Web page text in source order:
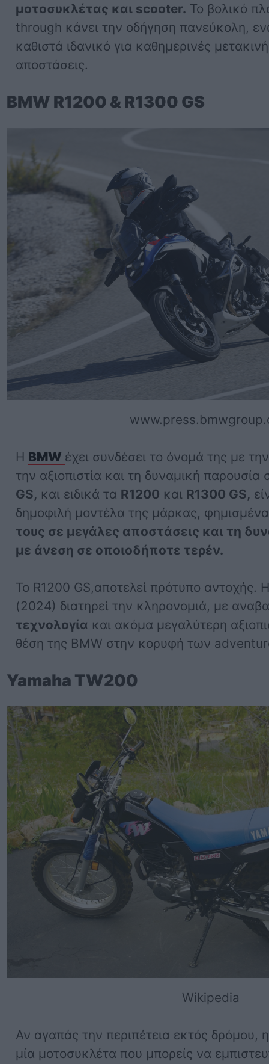
μοτοσυκλέτας και scooter. Το βολικό
through κάνει την οδήγηση πανεύκολη,
καθιστά ιδανικό για καθημερινές
αποστάσεις.
BMW R1200 & R1300 GS
Η BMW έχει συνδέσει το όνομά της με
την αξιοπιστία και τη δυναμική
GS, και ειδικά τα R1200 και R1300 GS,
δημοφιλή μοντέλα της μάρκας,
τους σε μεγάλες αποστάσεις και τη
με άνεση σε οποιοδήποτε τερέν.
Το R1200 GS,αποτελεί πρότυπο αντοχής.
(2024) διατηρεί την κληρονομιά, με
τεχνολογία και ακόμα μεγαλύτερη
θέση της BMW στην κορυφή των
Yamaha TW200
Wikipedia
Αν αγαπάς την περιπέτεια εκτός δρόμου,
μία μοτοσυκλέτα που μπορείς να